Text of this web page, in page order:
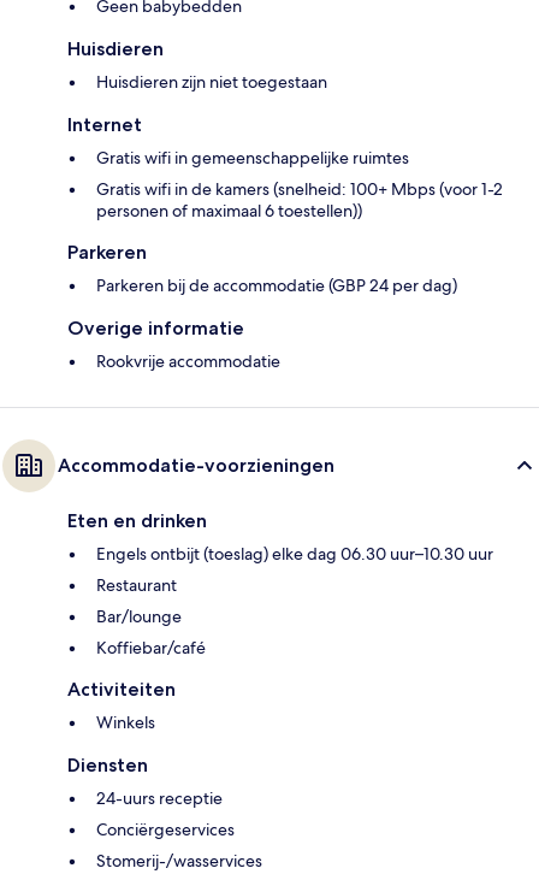
Geen babybedden
Huisdieren
Huisdieren zijn niet toegestaan
Internet
Gratis wifi in gemeenschappelijke ruimtes
Gratis wifi in de kamers (snelheid: 100+ Mbps (voor 1-2
personen of maximaal 6 toestellen))
Parkeren
Parkeren bij de accommodatie (GBP 24 per dag)
Overige informatie
Rookvrije accommodatie
Accommodatie-voorzieningen
Eten en drinken
Engels ontbijt (toeslag) elke dag 06.30 uur–10.30 uur
Restaurant
Bar/lounge
Koffiebar/café
Activiteiten
Winkels
Diensten
24-uurs receptie
Conciërgeservices
Stomerij-/wasservices